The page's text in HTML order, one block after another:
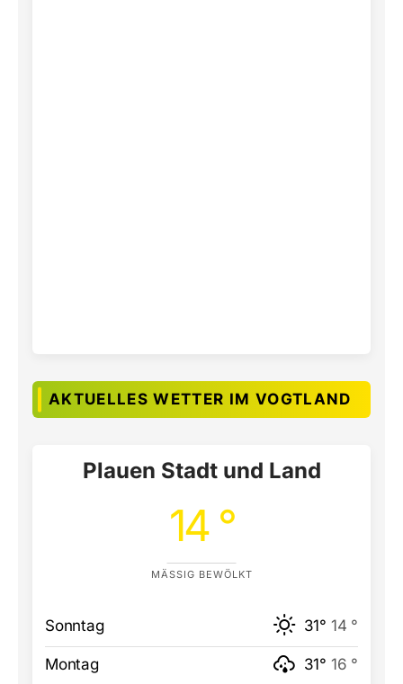
AKTUELLES WETTER IM VOGTLAND
Plauen Stadt und Land
14 °
MÄSSIG BEWÖLKT
Sonntag 31° 14 °
Montag 31° 16 °